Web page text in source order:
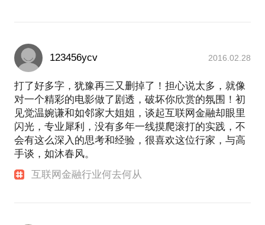
123456ycv 2016.02.28
打了好多字，犹豫再三又删掉了！担心说太多，就像
对一个精彩的电影做了剧透，破坏你欣赏的氛围！初
见觉温婉谦和如邻家大姐姐，谈起互联网金融却眼里
闪光，专业犀利，没有多年一线摸爬滚打的实践，不
会有这么深入的思考和经验，很喜欢这位行家，与高
手谈，如沐春风。
互联网金融行业何去何从